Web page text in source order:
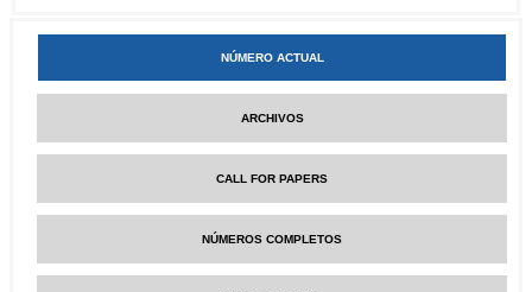
NÚMERO ACTUAL
ARCHIVOS
CALL FOR PAPERS
NÚMEROS COMPLETOS